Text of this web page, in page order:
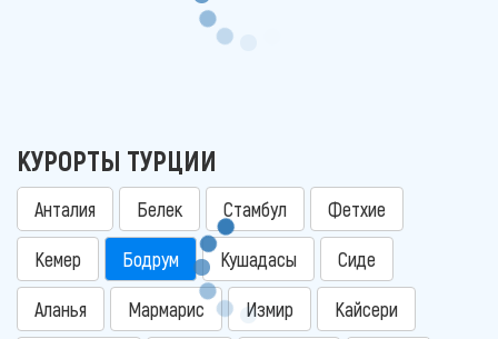
КУРОРТЫ ТУРЦИИ
Анталия Белек Стамбул Фетхие
Кемер Бодрум Кушадасы Сиде
Аланья Мармарис Измир Кайсери